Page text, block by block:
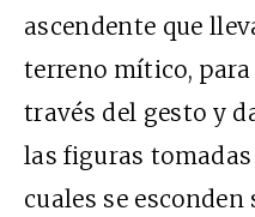
ascendente que
terreno mítico,
través del gesto y
las figuras
cuales se